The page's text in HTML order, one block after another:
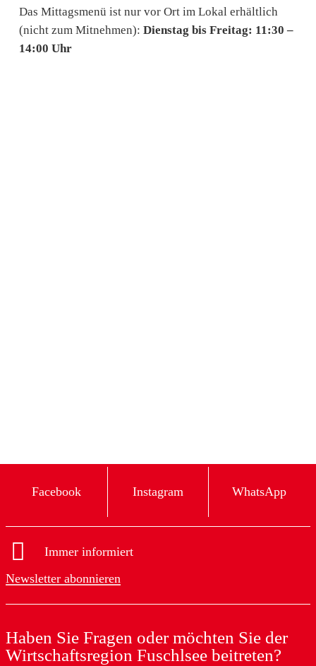
Das Mittagsmenü ist nur vor Ort im Lokal erhältlich
(nicht zum Mitnehmen): Dienstag bis Freitag: 11:30 –
14:00 Uhr
Facebook Instagram WhatsApp
Immer informiert
Newsletter abonnieren
Haben Sie Fragen oder möchten Sie der
Wirtschaftsregion Fuschlsee beitreten?